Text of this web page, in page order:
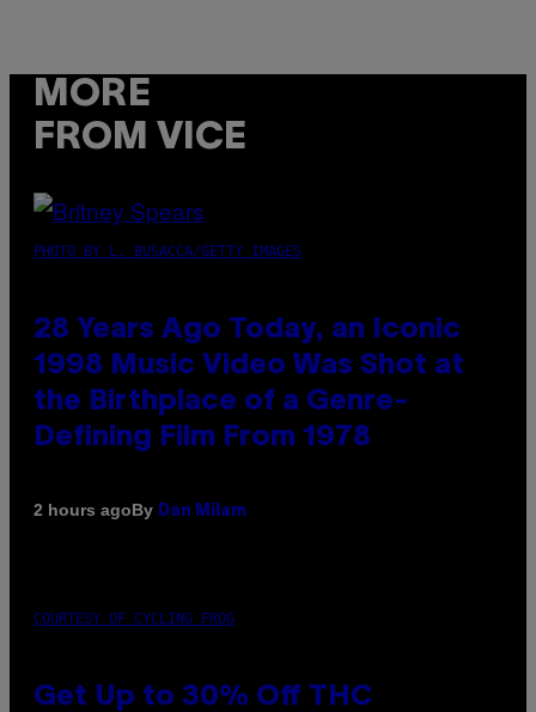
MORE
FROM VICE
PHOTO BY L. BUSACCA/GETTY IMAGES
28 Years Ago Today, an Iconic
1998 Music Video Was Shot at
the Birthplace of a Genre-
Defining Film From 1978
2 hours agoBy Dan Milam
COURTESY OF CYCLING FROG
Get Up to 30% Off THC